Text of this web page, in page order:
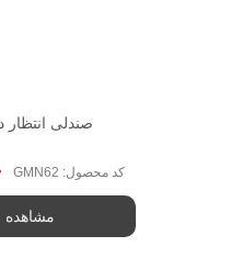
صندلی انتظار
کد محصول: GMN62